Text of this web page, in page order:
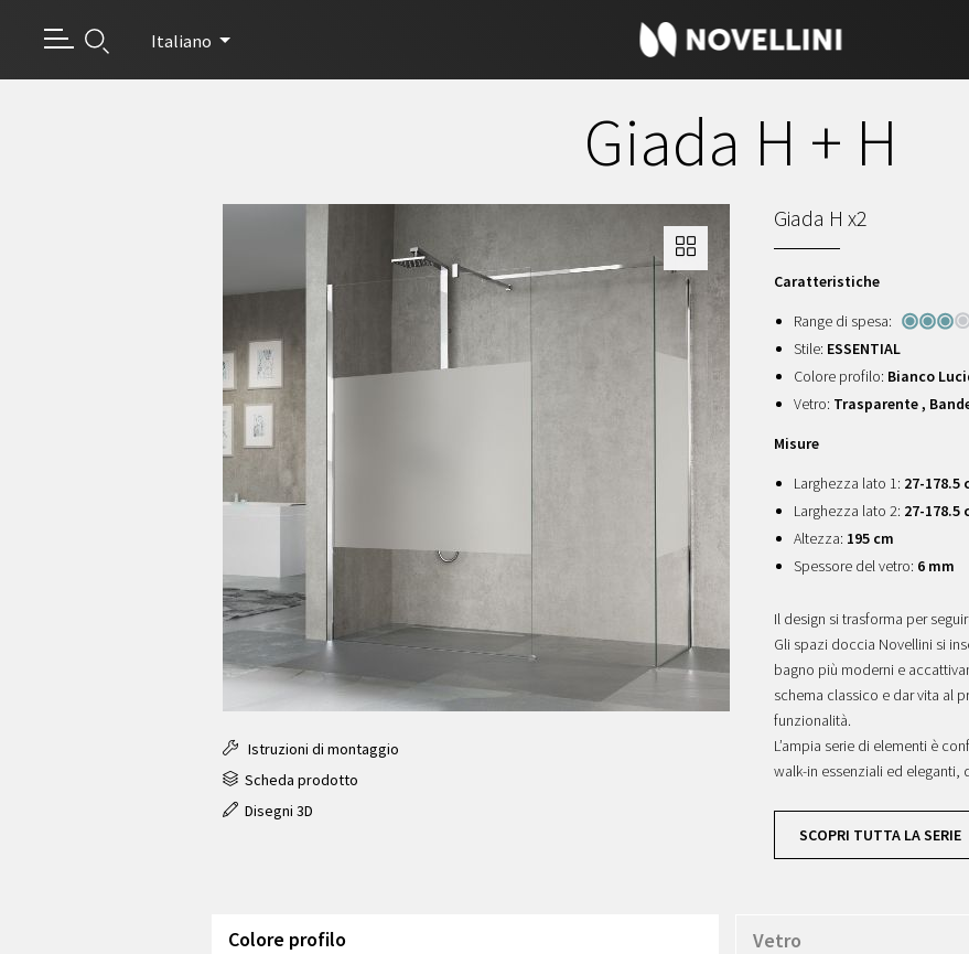
Italiano
Giada H + H
Istruzioni di montaggio
Scheda prodotto
Disegni 3D
Giada H x2
Caratteristiche
Range di spesa:
Stile: ESSENTIAL
Colore profilo: Bianco
Vetro: Trasparente ,
Misure
Larghezza lato 1: 27-178.5
Larghezza lato 2: 27-178.5
Altezza: 195 cm
Spessore del vetro: 6 mm
Il design si trasforma per
Gli spazi doccia Novellini si
bagno più moderni e
schema classico e dar vita al
funzionalità.
L’ampia serie di elementi è
walk-in essenziali ed eleganti,
SCOPRI TUTTA LA SERIE
Colore profilo Vetro